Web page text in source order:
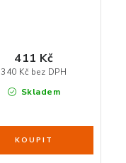
Skladem
340 Kč bez DPH
411 Kč